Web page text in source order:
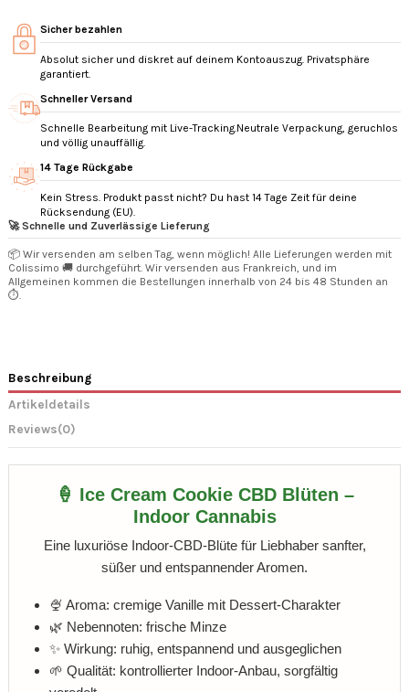
Sicher bezahlen
Absolut sicher und diskret auf deinem Kontoauszug. Privatsphäre
garantiert.
Schneller Versand
Schnelle Bearbeitung mit Live-Tracking.Neutrale Verpackung, geruchlos
und völlig unauffällig.
14 Tage Rückgabe
Kein Stress. Produkt passt nicht? Du hast 14 Tage Zeit für deine
Rücksendung (EU).
🚀 Schnelle und Zuverlässige Lieferung
📦 Wir versenden am selben Tag, wenn möglich! Alle Lieferungen werden mit
Colissimo 🚚 durchgeführt. Wir versenden aus Frankreich, und im
Allgemeinen kommen die Bestellungen innerhalb von 24 bis 48 Stunden an
⏱️.
Beschreibung
Artikeldetails
Reviews(0)
🍦 Ice Cream Cookie CBD Blüten –
Indoor Cannabis
Eine luxuriöse Indoor-CBD-Blüte für Liebhaber sanfter,
süßer und entspannender Aromen.
🍨 Aroma: cremige Vanille mit Dessert-Charakter
🌿 Nebennoten: frische Minze
✨ Wirkung: ruhig, entspannend und ausgeglichen
🌱 Qualität: kontrollierter Indoor-Anbau, sorgfältig